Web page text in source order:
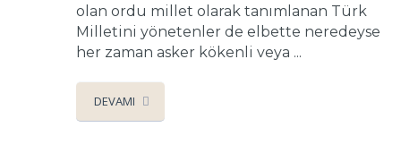
olan ordu millet olarak tanımlanan Türk
Milletini yönetenler de elbette neredeyse
her zaman asker kökenli veya ...
DEVAMI